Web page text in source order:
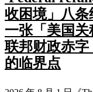
收困境」八
一张「美国
联邦财政赤
的临界点